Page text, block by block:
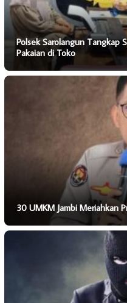
Polsek Sarolangun Tangkap
Pakaian di Toko
30 UMKM Jambi Meriahkan